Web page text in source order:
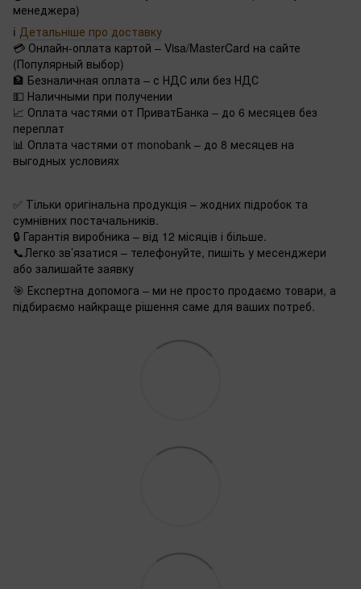
менеджера)
ℹ️ Детальніше про доставку
💳 Онлайн-оплата картой – Visa/MasterCard на сайте
(Популярный выбор)
🏦 Безналичная оплата – с НДС или без НДС
💵 Наличными при получении
📈 Оплата частями от ПриватБанка – до 6 месяцев без
переплат
📊 Оплата частями от monobank – до 8 месяцев на
выгодных условиях
✅ Тільки оригінальна продукція – жодних підробок та
сумнівних постачальників.
🔒 Гарантія виробника – від 12 місяців і більше.
📞Легко зв’язатися – телефонуйте, пишіть у месенджери
або залишайте заявку
🎯 Експертна допомога – ми не просто продаємо товари, а
підбираємо найкраще рішення саме для ваших потреб.